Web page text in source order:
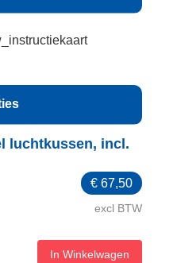
luchtkussen, incl.
€ 67,50
excl BTW
In Winkelwagen